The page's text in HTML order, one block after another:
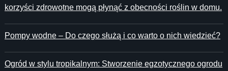
korzyści zdrowotne mogą płynąć z obecności roślin w domu.
Pompy wodne – Do czego służą i co warto o nich wiedzieć?
Ogród w stylu tropikalnym: Stworzenie egzotycznego ogrodu